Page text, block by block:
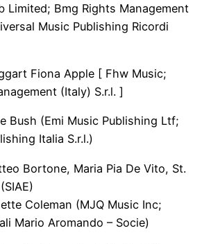
Limited; Bmg Rights Management
Music Publishing Ricordi
Fiona Apple [ Fhw Music;
(Italy) S.r.l. ]
Bush (Emi Music Publishing Ltf;
Italia S.r.l.)
Bortone, Maria Pia De Vito, St.
Coleman (MJQ Music Inc;
Mario Aromando – Socie)